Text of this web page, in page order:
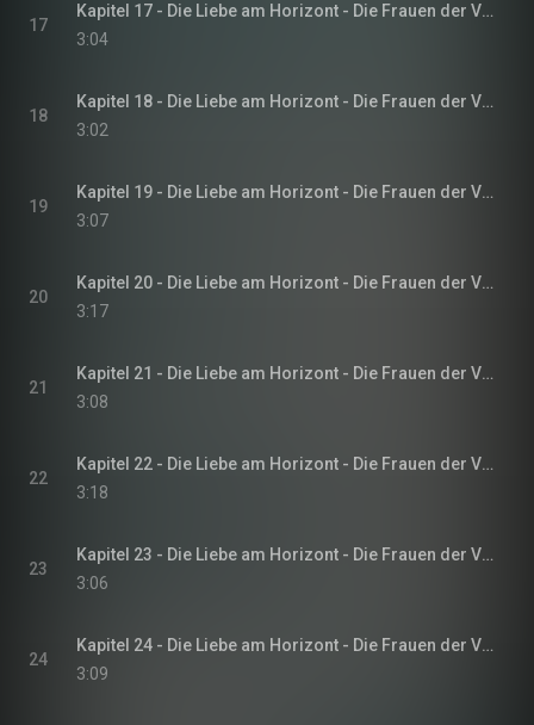
17
Kapitel 17 - Die Liebe am Horizont - Die Frauen der Villa Sommerwind, Band 3
3:04
18
Kapitel 18 - Die Liebe am Horizont - Die Frauen der Villa Sommerwind, Band 3
3:02
19
Kapitel 19 - Die Liebe am Horizont - Die Frauen der Villa Sommerwind, Band 3
3:07
20
Kapitel 20 - Die Liebe am Horizont - Die Frauen der Villa Sommerwind, Band 3
3:17
21
Kapitel 21 - Die Liebe am Horizont - Die Frauen der Villa Sommerwind, Band 3
3:08
22
Kapitel 22 - Die Liebe am Horizont - Die Frauen der Villa Sommerwind, Band 3
3:18
23
Kapitel 23 - Die Liebe am Horizont - Die Frauen der Villa Sommerwind, Band 3
3:06
24
Kapitel 24 - Die Liebe am Horizont - Die Frauen der Villa Sommerwind, Band 3
3:09